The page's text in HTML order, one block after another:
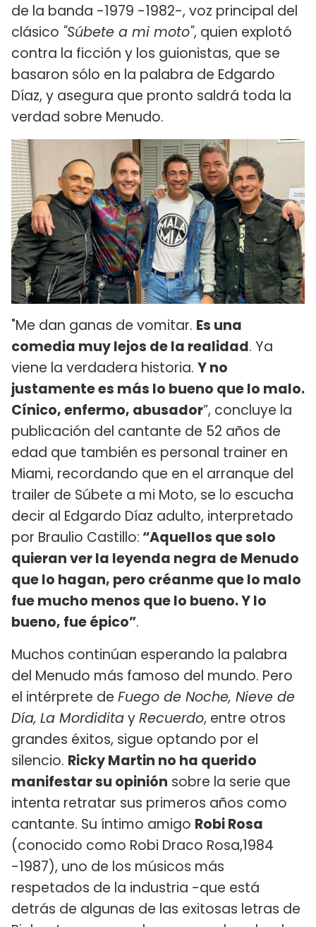
de la banda -1979 -1982-, voz principal del
clásico "Súbete a mi moto", quien explotó
contra la ficción y los guionistas, que se
basaron sólo en la palabra de Edgardo
Díaz, y asegura que pronto saldrá toda la
verdad sobre Menudo.
"Me dan ganas de vomitar. Es una
comedia muy lejos de la realidad. Ya
viene la verdadera historia. Y no
justamente es más lo bueno que lo malo.
Cínico, enfermo, abusador”, concluye la
publicación del cantante de 52 años de
edad que también es personal trainer en
Miami, recordando que en el arranque del
trailer de Súbete a mi Moto, se lo escucha
decir al Edgardo Díaz adulto, interpretado
por Braulio Castillo: “Aquellos que solo
quieran ver la leyenda negra de Menudo
que lo hagan, pero créanme que lo malo
fue mucho menos que lo bueno. Y lo
bueno, fue épico”.
Muchos continúan esperando la palabra
del Menudo más famoso del mundo. Pero
el intérprete de Fuego de Noche, Nieve de
Día, La MordiditayRecuerdo, entre otros
grandes éxitos, sigue optando por el
silencio. Ricky Martin no ha querido
manifestar su opinión sobre la serie que
intenta retratar sus primeros años como
cantante. Su íntimo amigo Robi Rosa
(conocido como Robi Draco Rosa,1984
-1987), uno de los músicos más
respetados de la industria -que está
detrás de algunas de las exitosas letras de